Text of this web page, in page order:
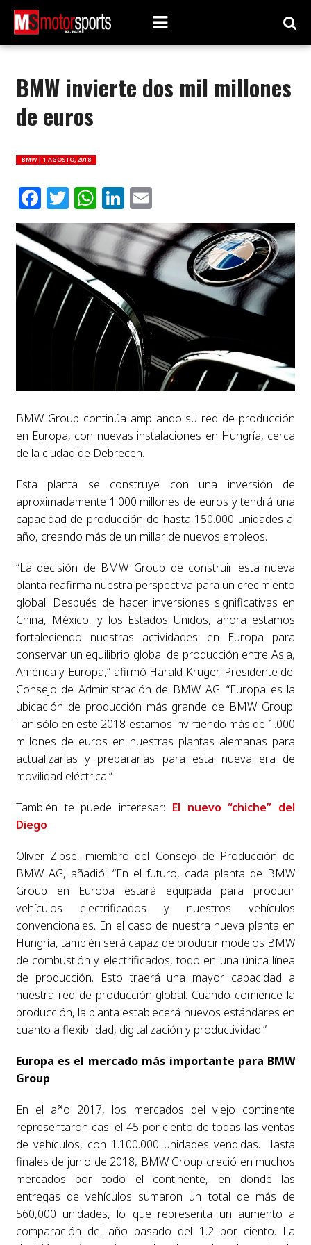
BMW invierte dos mil millones
de euros
BMW | 1 AGOSTO, 2018
Facebook
Twitter
WhatsApp
LinkedIn
Email
BMW Group continúa ampliando su red de producción
en Europa, con nuevas instalaciones en Hungría, cerca
de la ciudad de Debrecen.
Esta planta se construye con una inversión de
aproximadamente 1.000 millones de euros y tendrá una
capacidad de producción de hasta 150.000 unidades al
año, creando más de un millar de nuevos empleos.
“La decisión de BMW Group de construir esta nueva
planta reafirma nuestra perspectiva para un crecimiento
global. Después de hacer inversiones significativas en
China, México, y los Estados Unidos, ahora estamos
fortaleciendo nuestras actividades en Europa para
conservar un equilibrio global de producción entre Asia,
América y Europa,” afirmó Harald Krüger, Presidente del
Consejo de Administración de BMW AG. “Europa es la
ubicación de producción más grande de BMW Group.
Tan sólo en este 2018 estamos invirtiendo más de 1.000
millones de euros en nuestras plantas alemanas para
actualizarlas y prepararlas para esta nueva era de
movilidad eléctrica.”
También te puede interesar: El nuevo “chiche” del
Diego
Oliver Zipse, miembro del Consejo de Producción de
BMW AG, añadió: “En el futuro, cada planta de BMW
Group en Europa estará equipada para producir
vehículos electrificados y nuestros vehículos
convencionales. En el caso de nuestra nueva planta en
Hungría, también será capaz de producir modelos BMW
de combustión y electrificados, todo en una única línea
de producción. Esto traerá una mayor capacidad a
nuestra red de producción global. Cuando comience la
producción, la planta establecerá nuevos estándares en
cuanto a flexibilidad, digitalización y productividad.”
Europa es el mercado más importante para BMW
Group
En el año 2017, los mercados del viejo continente
representaron casi el 45 por ciento de todas las ventas
de vehículos, con 1.100.000 unidades vendidas. Hasta
finales de junio de 2018, BMW Group creció en muchos
mercados por todo el continente, en donde las
entregas de vehículos sumaron un total de más de
560,000 unidades, lo que representa un aumento a
comparación del año pasado del 1.2 por ciento. La